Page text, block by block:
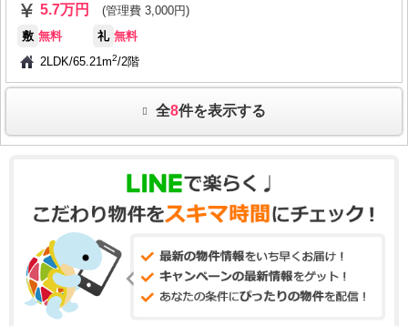
5.7万円
(管理費 3,000円)
敷 無料 礼 無料
2LDK/65.21m2/2階
全8件を表示する